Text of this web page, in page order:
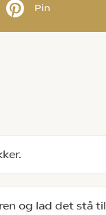
Pin
og lad det stå til